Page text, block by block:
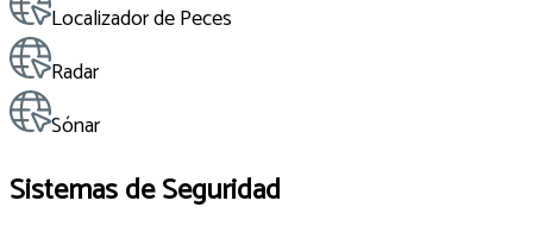
Localizador de Peces
Radar
Sónar
Sistemas de Seguridad